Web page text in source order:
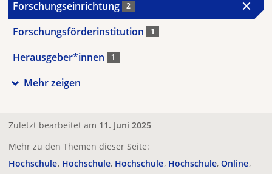
Forschungseinrichtung 2
Forschungsförderinstitution 1
Herausgeber*innen 1
Mehr zeigen
Zuletzt bearbeitet am 11. Juni 2025
Mehr zu den Themen dieser Seite:
Hochschule Hochschule Hochschule Hochschule Online